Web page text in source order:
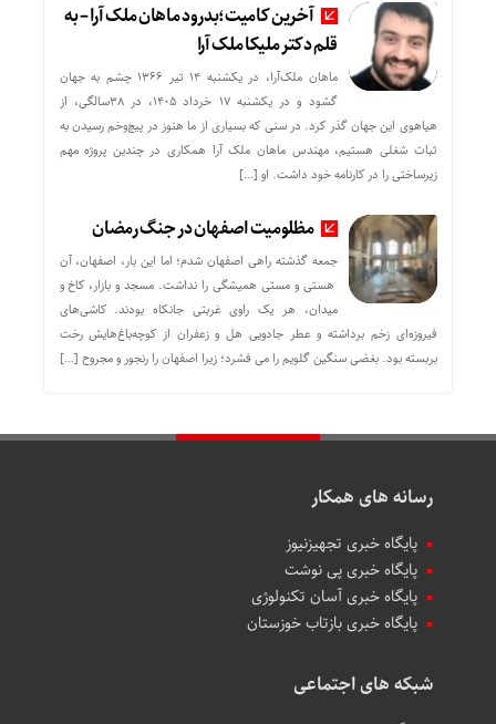
آخرین کامیت؛بدرود ماهان ملک آرا – به
قلم دکتر ملیکا ملک آرا
ماهان ملک‌آرا، در یکشنبه ۱۴ تیر ۱۳۶۶ چشم به جهان
گشود و در یکشنبه ۱۷ خرداد ۱۴۰۵، در ۳۸سالگی، از
هیاهوی این جهان گذر کرد. در سنی که بسیاری از ما هنوز در پیچ‌وخم رسیدن به
ثبات شغلی هستیم، مهندس ماهان ملک آرا همکاری در چندین پروژه مهم
زیرساختی را در کارنامه خود داشت. او […]
مظلومیت اصفهان در جنگ رمضان
جمعه گذشته راهی اصفهان شدم؛ اما این بار، اصفهان، آن
هستی و مستی همیشگی را نداشت. مسجد و بازار، کاخ و
میدان، هر یک راوی غربتی جانکاه بودند. کاشی‌های
فیروزه‌ای زخم برداشته و عطر جادویی هل و زعفران از کوچه‌باغ‌هایش رخت
بربسته بود. بغضی سنگین گلویم را می فشرد؛ زیرا اصفهان را رنجور و مجروح […]
رسانه های همکار
پایگاه خبری تجهیزنیوز
پایگاه خبری پی نوشت
پایگاه خبری آسان تکنولوژی
پایگاه خبری بازتاب خوزستان
شبکه های اجتماعی